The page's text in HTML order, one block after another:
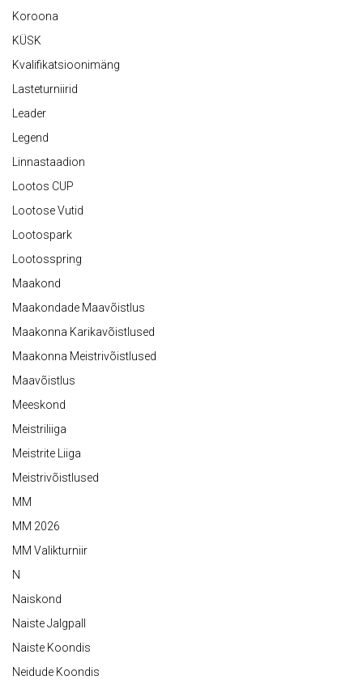
Koroona
KÜSK
Kvalifikatsioonimäng
Lasteturniirid
Leader
Legend
Linnastaadion
Lootos CUP
Lootose Vutid
Lootospark
Lootosspring
Maakond
Maakondade Maavõistlus
Maakonna Karikavõistlused
Maakonna Meistrivõistlused
Maavõistlus
Meeskond
Meistriliiga
Meistrite Liiga
Meistrivõistlused
MM
MM 2026
MM Valikturniir
N
Naiskond
Naiste Jalgpall
Naiste Koondis
Neidude Koondis